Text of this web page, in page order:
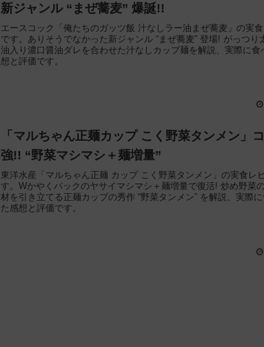
新ジャンル “まぜ蕎麦” 爆誕!!
エースコック「俺たちのガッツ飯 汁なしラー油まぜ蕎麦」の実
です。ありそうでなかった新ジャンル “まぜ蕎麦” 登場! がっつり
油入り濃口醤油ダレを合わせた汁なしカップ麺を解説、実際に食
想と評価です。
「マルちゃん正麺カップ こく野菜タンメン」
強!! “野菜マシマシ＋麺増量”
東洋水産「マルちゃん正麺 カップ こく野菜タンメン」の実食レ
す。Wかやくパックのヤサイマシマシ＋麺増量で復活! 炒め野菜
材を引き立てる正麺カップの秀作 “野菜タンメン” を解説、実際
た感想と評価です。